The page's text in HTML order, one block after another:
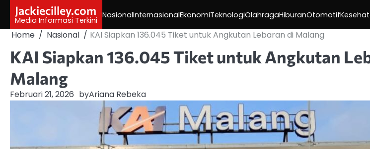
content
Jackiecilley.com
Media Informasi Terkini
NasionalInternasionalEkonomiTeknologiOlahragaHiburanOtomotif
Home Nasional KAI Siapkan 136.045 Tiket untuk Angkutan Lebaran di Malang
KAI Siapkan 136.045 Tiket untuk Angkutan
Malang
Februari 21, 2026 byAriana Rebeka